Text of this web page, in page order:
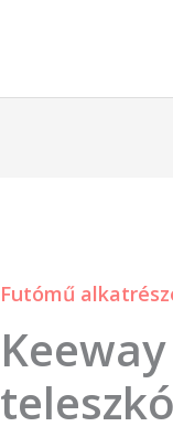
Futómű
Keeway
Arn
első
teleszkóp